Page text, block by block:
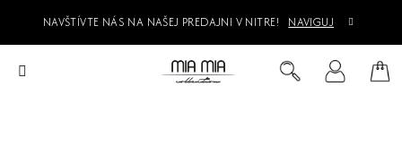
obsah
NAVŠTÍVTE NÁS NA NAŠEJ PREDAJNI V NITRE! NAVIGUJ